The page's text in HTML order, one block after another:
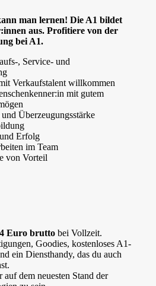
man lernen! Die A1 bildet
aus. Profitiere von der
bei A1.
, Service- und
Verkaufstalent willkommen
mit gutem
Überzeugungsstärke
Erfolg
im Team
von Vorteil
Euro brutto bei Vollzeit.
Goodies, kostenloses A1-
ein Diensthandy, das du auch
auf dem neuesten Stand der